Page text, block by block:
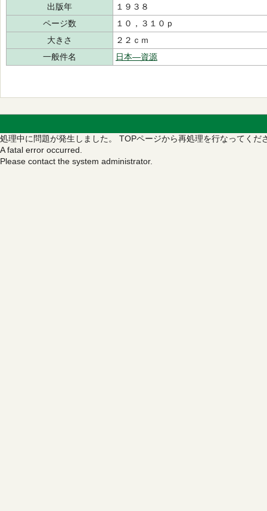
出版年
１９３８
ページ数
１０，３１０ｐ
大きさ
２２ｃｍ
一般件名
日本―資源
処理中に問題が発生しました。 TOPページから再処理を行なってくだ
A fatal error occurred.
Please contact the system administrator.